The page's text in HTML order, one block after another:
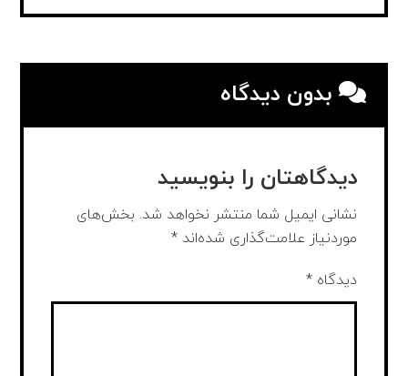
بدون دیدگاه
دیدگاهتان را بنویسید
نشانی ایمیل شما منتشر نخواهد شد. بخش‌های
موردنیاز علامت‌گذاری شده‌اند*
دیدگاه*